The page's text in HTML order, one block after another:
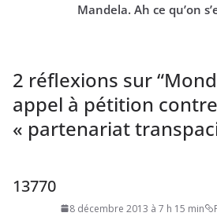
Mandela. Ah ce qu’on
2 réflexions sur “
appel à pétition
« partenariat
13770
8 décembre 2013 à 7 h 15 min